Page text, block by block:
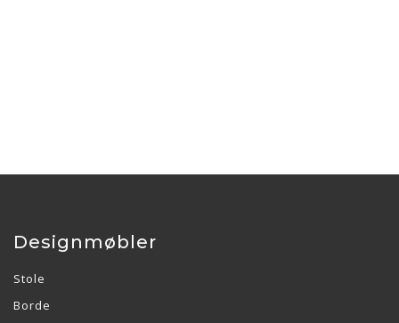
Designmøbler
Stole
Borde